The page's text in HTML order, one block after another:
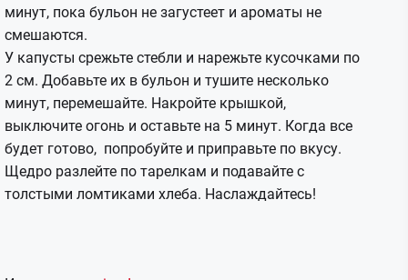
минут, пока бульон не загустеет и ароматы не
смешаются.
У капусты срежьте стебли и нарежьте кусочками по
2 см. Добавьте их в бульон и тушите несколько
минут, перемешайте. Накройте крышкой,
выключите огонь и оставьте на 5 минут. Когда все
будет готово, попробуйте и приправьте по вкусу.
Щедро разлейте по тарелкам и подавайте с
толстыми ломтиками хлеба. Наслаждайтесь!